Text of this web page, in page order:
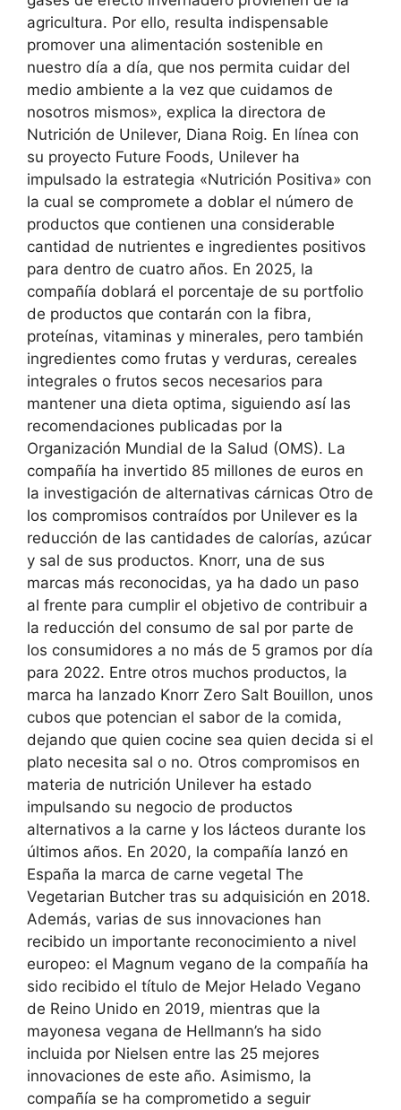
agricultura. Por ello, resulta indispensable
promover una alimentación sostenible en
nuestro día a día, que nos permita cuidar del
medio ambiente a la vez que cuidamos de
nosotros mismos», explica la directora de
Nutrición de Unilever, Diana Roig. En línea con
su proyecto Future Foods, Unilever ha
impulsado la estrategia «Nutrición Positiva» con
la cual se compromete a doblar el número de
productos que contienen una considerable
cantidad de nutrientes e ingredientes positivos
para dentro de cuatro años. En 2025, la
compañía doblará el porcentaje de su portfolio
de productos que contarán con la fibra,
proteínas, vitaminas y minerales, pero también
ingredientes como frutas y verduras, cereales
integrales o frutos secos necesarios para
mantener una dieta optima, siguiendo así las
recomendaciones publicadas por la
Organización Mundial de la Salud (OMS). La
compañía ha invertido 85 millones de euros en
la investigación de alternativas cárnicas Otro de
los compromisos contraídos por Unilever es la
reducción de las cantidades de calorías, azúcar
y sal de sus productos. Knorr, una de sus
marcas más reconocidas, ya ha dado un paso
al frente para cumplir el objetivo de contribuir a
la reducción del consumo de sal por parte de
los consumidores a no más de 5 gramos por día
para 2022. Entre otros muchos productos, la
marca ha lanzado Knorr Zero Salt Bouillon, unos
cubos que potencian el sabor de la comida,
dejando que quien cocine sea quien decida si el
plato necesita sal o no. Otros compromisos en
materia de nutrición Unilever ha estado
impulsando su negocio de productos
alternativos a la carne y los lácteos durante los
últimos años. En 2020, la compañía lanzó en
España la marca de carne vegetal The
Vegetarian Butcher tras su adquisición en 2018.
Además, varias de sus innovaciones han
recibido un importante reconocimiento a nivel
europeo: el Magnum vegano de la compañía ha
sido recibido el título de Mejor Helado Vegano
de Reino Unido en 2019, mientras que la
mayonesa vegana de Hellmann’s ha sido
incluida por Nielsen entre las 25 mejores
innovaciones de este año. Asimismo, la
compañía se ha comprometido a seguir